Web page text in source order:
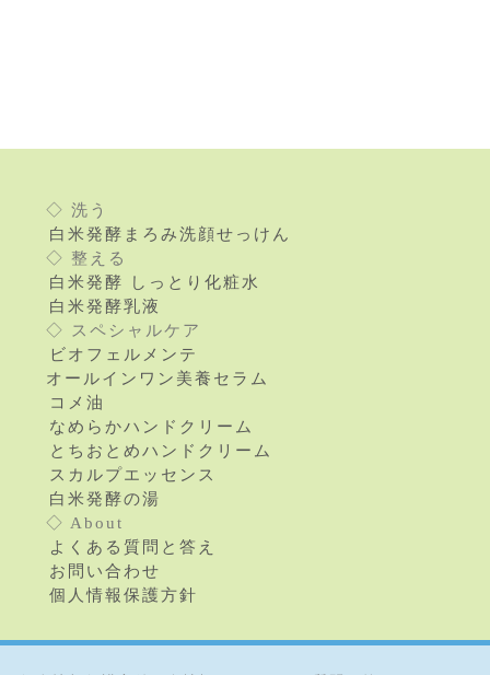
◇ 洗う
白米発酵まろみ洗顔せっけん
◇ 整える
白米発酵 しっとり化粧水
白米発酵乳液
◇ スペシャルケア
ビオフェルメンテ
オールインワン美養セラム
コメ油
なめらかハンドクリーム
とちおとめハンドクリーム
スカルプエッセンス
白米発酵の湯
◇ About
よくある質問と答え
お問い合わせ
個人情報保護方針